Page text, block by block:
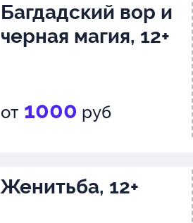
Багдадский вор и
черная магия, 12+
от 1000 руб
Женитьба, 12+